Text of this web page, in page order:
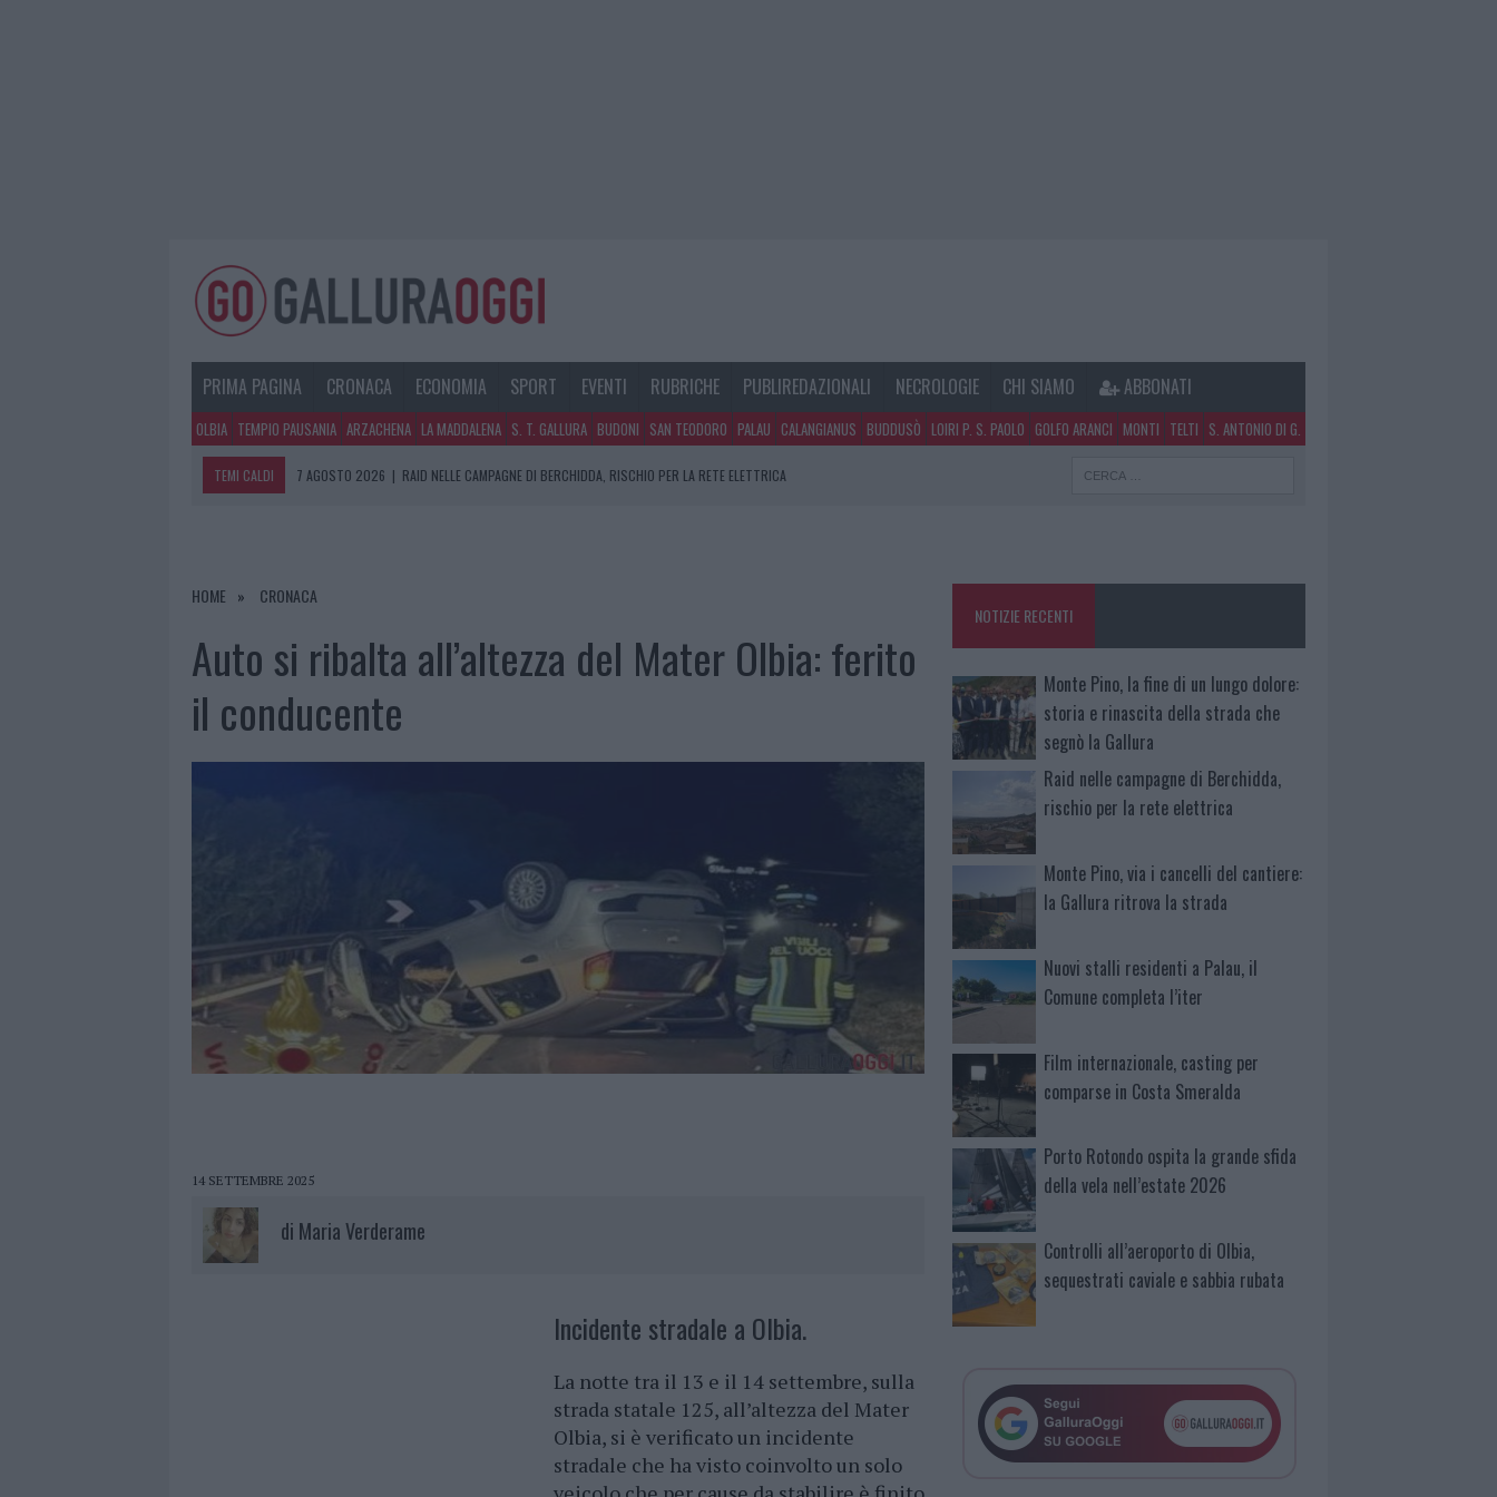
PRIMA PAGINA CRONACA ECONOMIA SPORT EVENTI RUBRICHE PUBLIREDAZIONALI NECROLOGIE CHI SIAMO ABBONATI
OLBIA TEMPIO PAUSANIA ARZACHENA LA MADDALENA S. T. GALLURA BUDONI SAN TEODORO PALAU CALANGIANUS BUDDUSÒ LOIRI P. S. PAOLO GOLFO ARANCI MONTI TELTI S. ANTONIO DI G.
TEMI CALDI 7 AGOSTO 2026 | RAID NELLE CAMPAGNE DI BERCHIDDA, RISCHIO PER LA RETE ELETTRICA
7 AGOSTO 2026
|
HOME CRONACA
Auto si ribalta all’altezza del Mater Olbia: ferito
il conducente
14 SETTEMBRE 2025
di Maria Verderame
Incidente stradale a Olbia.
La notte tra il 13 e il 14 settembre, sulla
strada statale 125, all’altezza del Mater
Olbia, si è verificato un incidente
stradale che ha visto coinvolto un solo
NOTIZIE RECENTI
Monte Pino, la fine di un lungo dolore:
storia e rinascita della strada che
segnò la Gallura
Raid nelle campagne di Berchidda,
rischio per la rete elettrica
Monte Pino, via i cancelli del cantiere:
la Gallura ritrova la strada
Nuovi stalli residenti a Palau, il
Comune completa l’iter
Film internazionale, casting per
comparse in Costa Smeralda
Porto Rotondo ospita la grande sfida
della vela nell’estate 2026
Controlli all’aeroporto di Olbia,
sequestrati caviale e sabbia rubata